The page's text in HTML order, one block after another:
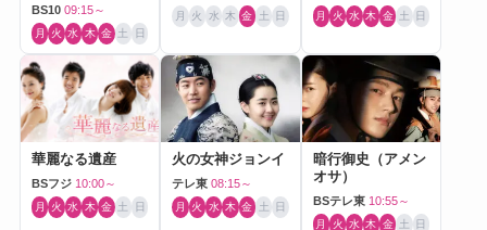
BS10 09:15～
月 火 水 木 金 土 日
月 火 水 木 金 土 日 月 火 水 木 金 土 日
華麗なる遺産
BSフジ 10:00～
月 火 水 木 金 土 日
火の女神ジョンイ
テレ東 08:15～
月 火 水 木 金 土 日
暗行御史（アメン
オサ）
BSテレ東 10:55～
月 火 水 木 金 土 日